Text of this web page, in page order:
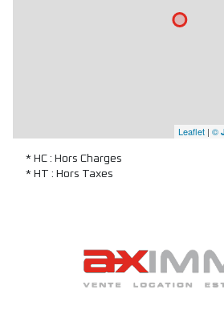
Leaflet | ©
* HC : Hors Charges
* HT : Hors Taxes